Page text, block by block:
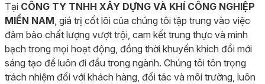
Tại CÔNG TY TNHH XÂY DỰNG VÀ KHÍ CÔNG NGHIỆP
MIỀN NAM , giá trị cốt lõi của chúng tôi tập trung vào việc
đảm bảo chất lượng vượt trội, cam kết trung thực và minh
bạch trong mọi hoạt động, đồng thời khuyến khích đổi mới
sáng tạo để luôn đi đầu trong ngành. Chúng tôi tôn trọng
trách nhiệm đối với khách hàng, đối tác và môi trường, luôn